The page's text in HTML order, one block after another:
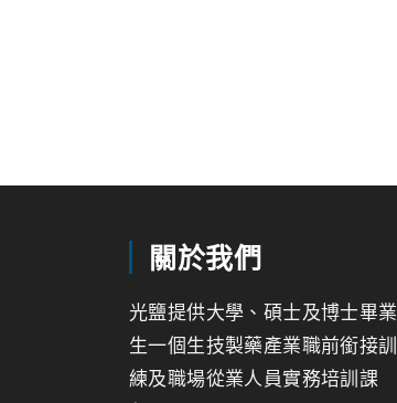
關於我們
光鹽提供大學、碩士及博士畢業
生一個生技製藥產業職前銜接訓
練及職場從業人員實務培訓課